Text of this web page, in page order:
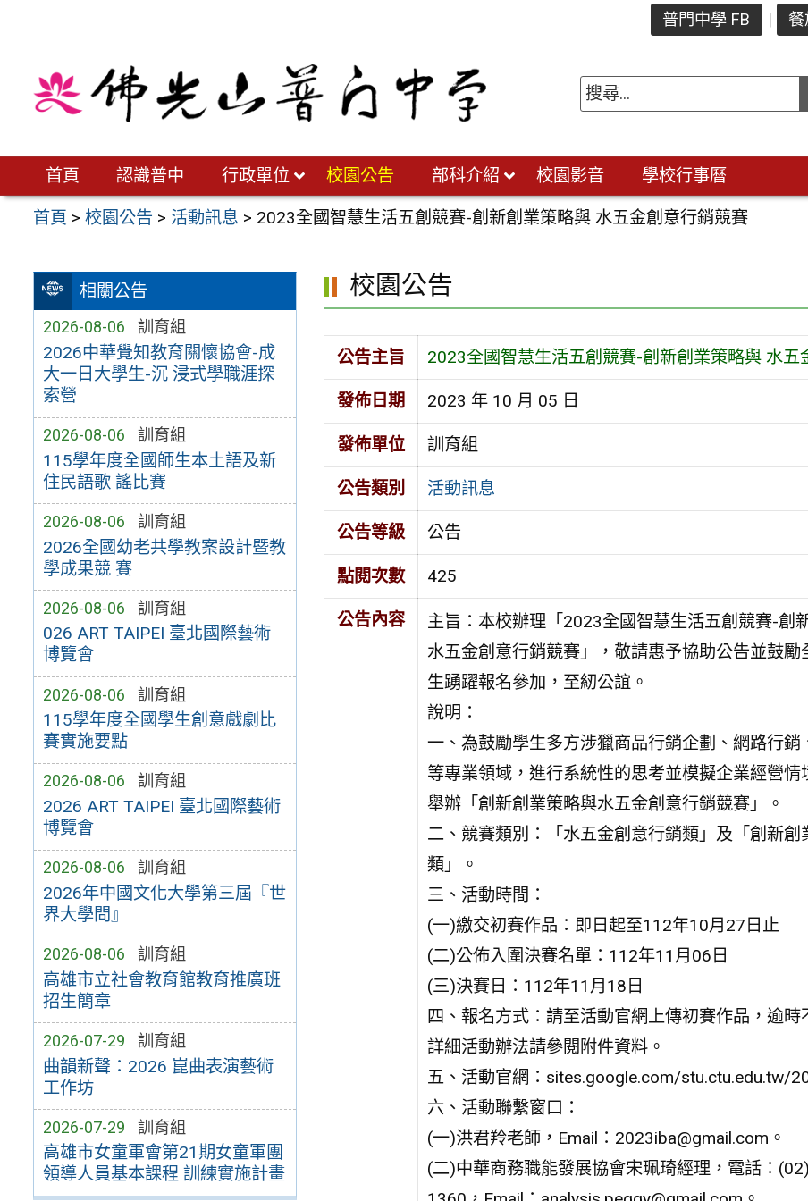
普門中學 FB 餐
首頁 認識普中 行政單位 校園公告 部科介紹 校園影音 學校行事曆
首頁 >校園公告 > 活動訊息 > 2023全國智慧生活五創競賽-創新創業策略與 水五金創意行銷競賽
相關公告
2026-08-06 訓育組
2026中華覺知教育關懷協會-成
大一日大學生-沉 浸式學職涯探
索營
2026-08-06 訓育組
115學年度全國師生本土語及新
住民語歌 謠比賽
2026-08-06 訓育組
2026全國幼老共學教案設計暨教
學成果競 賽
2026-08-06 訓育組
026 ART TAIPEI 臺北國際藝術
博覽會
2026-08-06 訓育組
115學年度全國學生創意戲劇比
賽實施要點
2026-08-06 訓育組
2026 ART TAIPEI 臺北國際藝術
博覽會
2026-08-06 訓育組
2026年中國文化大學第三屆『世
界大學問』
2026-08-06 訓育組
高雄市立社會教育館教育推廣班
招生簡章
2026-07-29 訓育組
曲韻新聲：2026 崑曲表演藝術
工作坊
2026-07-29 訓育組
高雄市女童軍會第21期女童軍團
領導人員基本課程 訓練實施計畫
校園公告
公告主旨 2023全國智慧生活五創競賽-創新創業策略與 水五
發佈日期 2023 年 10 月 05 日
發佈單位 訓育組
公告類別 活動訊息
公告等級 公告
點閱次數 425
公告內容
主旨：本校辦理「2023全國智慧生活五創競賽-創
水五金創意行銷競賽」，敬請惠予協助公告並鼓勵
生踴躍報名參加，至紉公誼。
說明：
一、為鼓勵學生多方涉獵商品行銷企劃、網路行銷
等專業領域，進行系統性的思考並模擬企業經營情
舉辦「創新創業策略與水五金創意行銷競賽」。
二、競賽類別：「水五金創意行銷類」及「創新創
類」。
三、活動時間：
(一)繳交初賽作品：即日起至112年10月27日止
(二)公佈入圍決賽名單：112年11月06日
(三)決賽日：112年11月18日
四、報名方式：請至活動官網上傳初賽作品，逾時
詳細活動辦法請參閱附件資料。
五、活動官網：sites.google.com/stu.ctu.edu.tw/
六、活動聯繫窗口：
(一)洪君羚老師，Email：2023iba@gmail.com。
(二)中華商務職能發展協會宋珮琦經理，電話：